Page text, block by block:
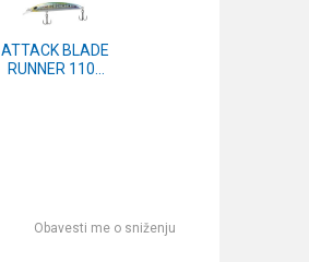
ATTACK BLADE
RUNNER 110F
Obavesti me o sniženju